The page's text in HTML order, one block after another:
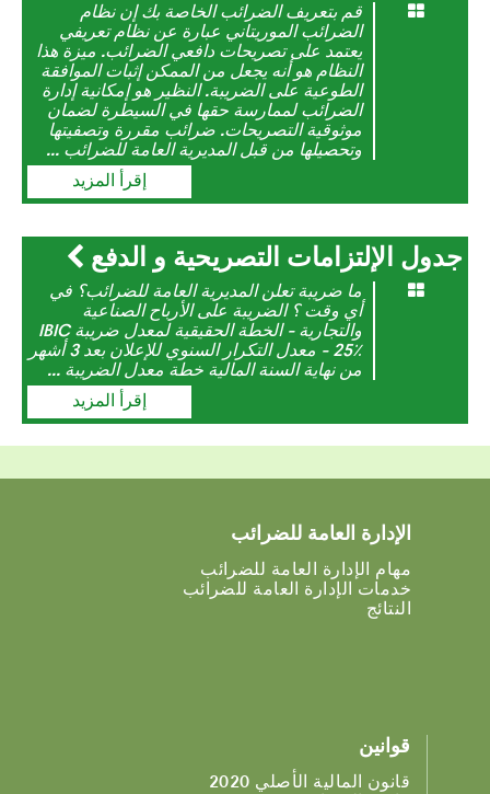
قم بتعريف الضرائب الخاصة بك إن نظام
الضرائب الموريتاني عبارة عن نظام تعريفي
يعتمد على تصريحات دافعي الضرائب. ميزة هذا
النظام هو أنه يجعل من الممكن إثبات الموافقة
الطوعية على الضريبة. النظير هو إمكانية إدارة
الضرائب لممارسة حقها في السيطرة لضمان
موثوقية التصريحات. ضرائب مقررة وتصفيتها
وتحصيلها من قبل المديرية العامة للضرائب ...
إقرأ المزيد
جدول الإلتزامات التصريحية و الدفع
ما ضريبة تعلن المديرية العامة للضرائب؟ في
أي وقت ؟ الضريبة على الأرباح الصناعية
والتجارية - الخطة الحقيقية لمعدل ضريبة IBIC
- 25٪ معدل التكرار السنوي للإعلان بعد 3 أشهر
من نهاية السنة المالية خطة معدل الضريبة ...
إقرأ المزيد
الإدارة العامة للضرائب
مهام الإدارة العامة للضرائب
خدمات الإدارة العامة للضرائب
النتائج
قوانين
قانون المالية الأصلي 2020